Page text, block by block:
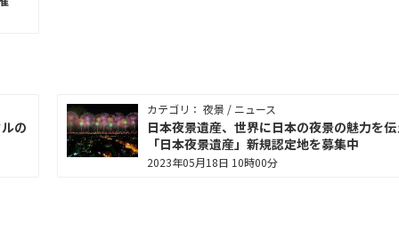
の
カテゴリ： 夜景 / ニュース
日本夜景遺産、世界に日本の夜景の魅力を
「日本夜景遺産」新規認定地を募集中
2023年05月18日 10時00分